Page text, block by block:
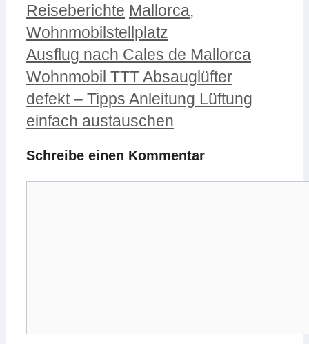
Kategorien
Reiseberichte Schlagwörter
Mallorca,
Wohnmobilstellplatz
Ausflug nach Cales de Mallorca
Wohnmobil TTT Absauglüfter
defekt – Tipps Anleitung Lüftung
einfach austauschen
Schreibe einen Kommentar